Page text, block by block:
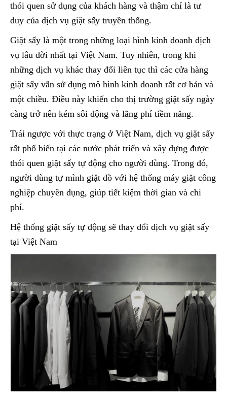
thói quen sử dụng của khách hàng và thậm chí là tư
duy của dịch vụ giặt sấy truyền thống.
Giặt sấy là một trong những loại hình kinh doanh dịch
vụ lâu đời nhất tại Việt Nam. Tuy nhiên, trong khi
những dịch vụ khác thay đổi liên tục thì các cửa hàng
giặt sấy vẫn sử dụng mô hình kinh doanh rất cơ bản và
một chiều. Điều này khiến cho thị trường giặt sấy ngày
càng trở nên kém sôi động và lãng phí tiềm năng.
Trái ngược với thực trạng ở Việt Nam, dịch vụ giặt sấy
rất phổ biến tại các nước phát triển và xây dựng được
thói quen giặt sấy tự động cho người dùng. Trong đó,
người dùng tự mình giặt đồ với hệ thống máy giặt công
nghiệp chuyên dụng, giúp tiết kiệm thời gian và chi
phí.
Hệ thống giặt sấy tự động sẽ thay đổi dịch vụ giặt sấy
tại Việt Nam​